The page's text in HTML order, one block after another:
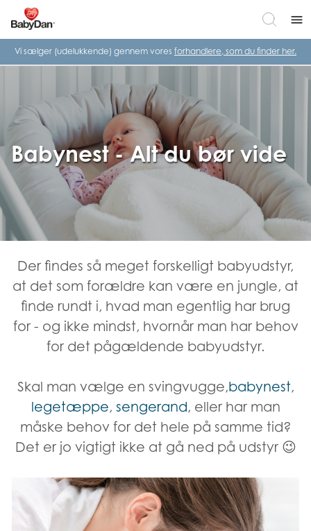
menu
Vi sælger (udelukkende) gennem vores forhandlere, som du finder her.
Babynest - Alt du bør vide
Der findes så meget forskelligt babyudstyr,
at det som forældre kan være en jungle, at
finde rundt i, hvad man egentlig har brug
for - og ikke mindst, hvornår man har behov
for det pågældende babyudstyr.
Skal man vælge en svingvugge,babynest,
legetæppe, sengerand, eller har man
måske behov for det hele på samme tid?
Det er jo vigtigt ikke at gå ned på udstyr 😉